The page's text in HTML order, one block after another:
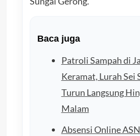
Baca juga
Patroli Sampah di
Keramat, Lurah Sei
Turun Langsung
Malam
Absensi Online